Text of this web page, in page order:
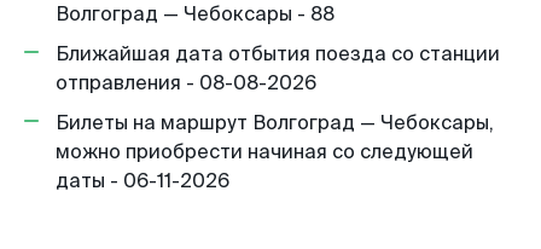
Волгоград — Чебоксары - 88
Ближайшая дата отбытия поезда со станции
отправления - 08-08-2026
Билеты на маршрут Волгоград — Чебоксары,
можно приобрести начиная со следующей
даты - 06-11-2026